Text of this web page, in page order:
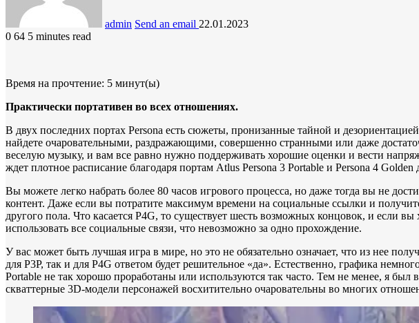
admin Send an email 22.01.2023
0 64 5 minutes read
Время на прочтение: 5 минут(ы)
Практически портативен во всех отношениях.
В двух последних портах Persona есть сюжеты, пронизанные тайной и
найдете очаровательными, раздражающими, совершенно странными или даже
веселую музыку, и вам все равно нужно поддерживать хорошие оценки и вести
ждет плотное расписание благодаря портам Atlus Persona 3 Portable и Persona 4
Вы можете легко набрать более 80 часов игрового процесса, но даже тогда вы не
контент. Даже если вы потратите максимум времени на социальные ссылки и
другого пола. Что касается P4G, то существует шесть возможных концовок, и если
использовать все социальные связи, что невозможно за одно прохождение.
У вас может быть лучшая игра в мире, но это не обязательно означает, что из нее
для P3P, так и для P4G ответом будет решительное «да». Естественно, графика
Portable не так хорошо проработаны или используются так часто. Тем не менее, я
скваттерные 3D-модели персонажей восхитительно очаровательны во многих